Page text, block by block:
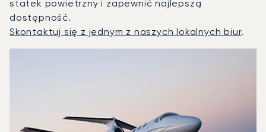
statek powietrzny i zapewnić najlepszą
dostępność.
Skontaktuj się z jednym z naszych lokalnych biur.